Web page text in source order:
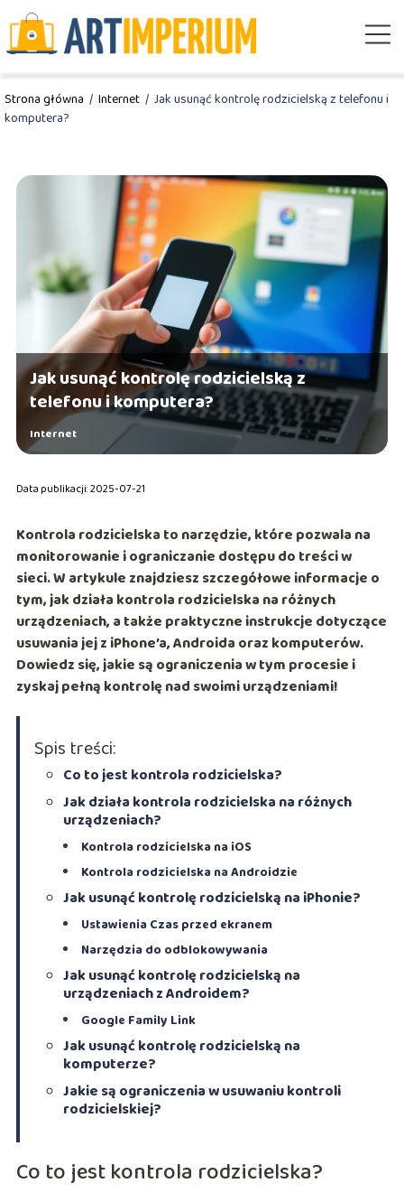
Strona główna / Internet / Jak usunąć kontrolę rodzicielską z telefonu i
komputera?
Jak usunąć kontrolę rodzicielską z
telefonu i komputera?
Internet
Data publikacji: 2025-07-21
Kontrola rodzicielska to narzędzie, które pozwala na
monitorowanie i ograniczanie dostępu do treści w
sieci. W artykule znajdziesz szczegółowe informacje o
tym, jak działa kontrola rodzicielska na różnych
urządzeniach, a także praktyczne instrukcje dotyczące
usuwania jej z iPhone’a, Androida oraz komputerów.
Dowiedz się, jakie są ograniczenia w tym procesie i
zyskaj pełną kontrolę nad swoimi urządzeniami!
Spis treści:
Co to jest kontrola rodzicielska?
Jak działa kontrola rodzicielska na różnych
urządzeniach?
Kontrola rodzicielska na iOS
Kontrola rodzicielska na Androidzie
Jak usunąć kontrolę rodzicielską na iPhonie?
Ustawienia Czas przed ekranem
Narzędzia do odblokowywania
Jak usunąć kontrolę rodzicielską na
urządzeniach z Androidem?
Google Family Link
Jak usunąć kontrolę rodzicielską na
komputerze?
Jakie są ograniczenia w usuwaniu kontroli
rodzicielskiej?
Co to jest kontrola rodzicielska?